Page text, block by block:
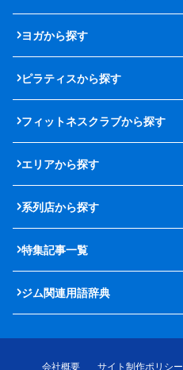
ヨガから探す
ピラティスから探す
フィットネスクラブから探す
エリアから探す
系列店から探す
特集記事一覧
ジム関連用語辞典
会社概要 サイト制作ポリシー